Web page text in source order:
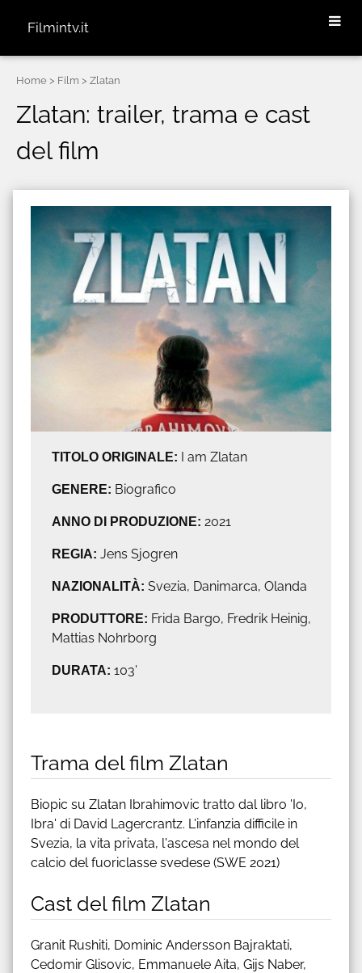
Filmintv.it
Home > Film > Zlatan
Zlatan: trailer, trama e cast
del film
TITOLO ORIGINALE: I am Zlatan
GENERE: Biografico
ANNO DI PRODUZIONE: 2021
REGIA: Jens Sjogren
NAZIONALITÀ: Svezia, Danimarca, Olanda
PRODUTTORE: Frida Bargo, Fredrik Heinig,
Mattias Nohrborg
DURATA: 103'
Trama del film Zlatan
Biopic su Zlatan Ibrahimovic tratto dal libro 'Io,
Ibra' di David Lagercrantz. L'infanzia difficile in
Svezia, la vita privata, l'ascesa nel mondo del
calcio del fuoriclasse svedese (SWE 2021)
Cast del film Zlatan
Granit Rushiti, Dominic Andersson Bajraktati,
Cedomir Glisovic, Emmanuele Aita, Gijs Naber,